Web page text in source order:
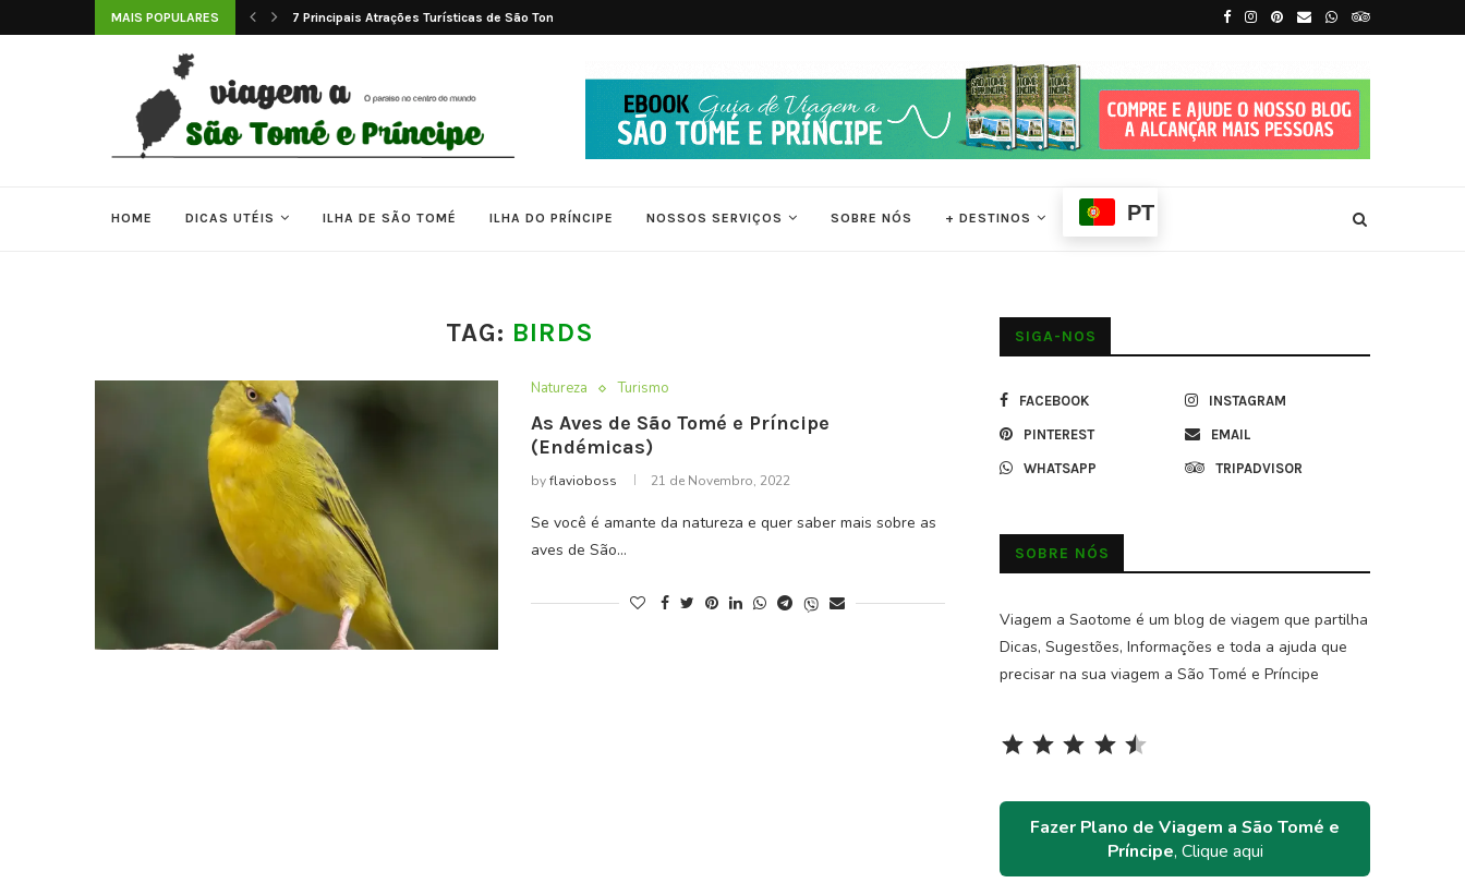
MAIS POPULARES 7 Principais Atrações Turísticas de São Tomé 7 Dias em São Tomé e Príncipe
HOME DICAS UTÉIS ILHA DE SÃO TOMÉ ILHA DO PRÍNCIPE NOSSOS SERVIÇOS SOBRE NÓS + DESTINOS PT
TAG: BIRDS
Natureza Turismo
As Aves de São Tomé e Príncipe
(Endémicas)
byflavioboss 21 de Novembro, 2022
Se você é amante da natureza e quer saber mais sobre as
aves de São…
SIGA-NOS
FACEBOOK INSTAGRAM
PINTEREST EMAIL
WHATSAPP TRIPADVISOR
SOBRE NÓS
Viagem a Saotome é um blog de viagem que partilha
Dicas, Sugestões, Informações e toda a ajuda que
precisar na sua viagem a São Tomé e Príncipe
⭐⭐⭐ ⭐⭐
Fazer Plano de Viagem a São Tomé e
Príncipe, Clique aqui